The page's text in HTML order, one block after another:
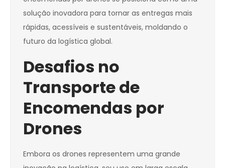
solução inovadora para tornar as entregas mais
rápidas, acessíveis e sustentáveis, moldando o
futuro da logística global.
Desafios no
Transporte de
Encomendas por
Drones
Embora os drones representem uma grande